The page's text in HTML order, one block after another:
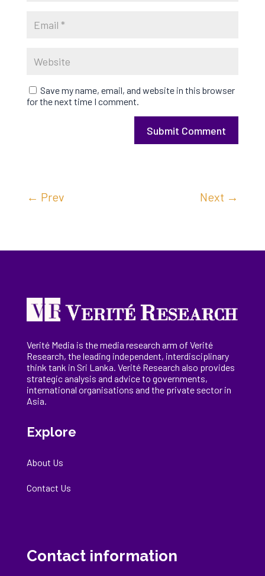
Save my name, email, and website in this browser
for the next time I comment.
Submit Comment
← Prev Next →
Verité Media is the media research arm of Verité
Research, theleading independent, interdisciplinary
think tank in Sri Lanka. Verité Research also provides
strategic analysis and advice to governments,
international organisations and the private sector in
Asia.
Explore
About Us
Contact Us
Contact information